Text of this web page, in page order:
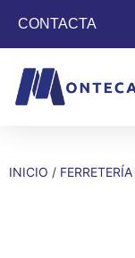
CONTACTA
INICIO / FERRETERÍA